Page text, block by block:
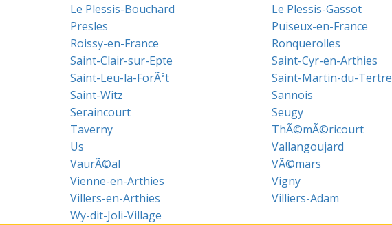
Le Plessis-Bouchard
Le Plessis-Gassot
Presles
Puiseux-en-France
Roissy-en-France
Ronquerolles
Saint-Clair-sur-Epte
Saint-Cyr-en-Arthies
Saint-Leu-la-ForÃªt
Saint-Martin-du-Tertre
Saint-Witz
Sannois
Seraincourt
Seugy
Taverny
ThÃ©mÃ©ricourt
Us
Vallangoujard
VaurÃ©al
VÃ©mars
Vienne-en-Arthies
Vigny
Villers-en-Arthies
Villiers-Adam
Wy-dit-Joli-Village